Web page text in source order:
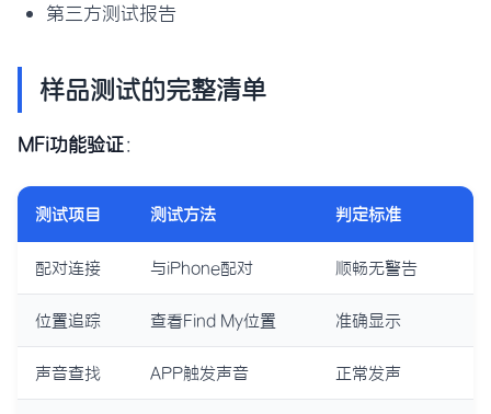
第三方测试报告
样品测试的完整清单
MFi功能验证：
测试项目 测试方法 判定标准
配对连接 与iPhone配对 顺畅无警告
位置追踪 查看Find My位置 准确显示
声音查找 APP触发声音 正常发声